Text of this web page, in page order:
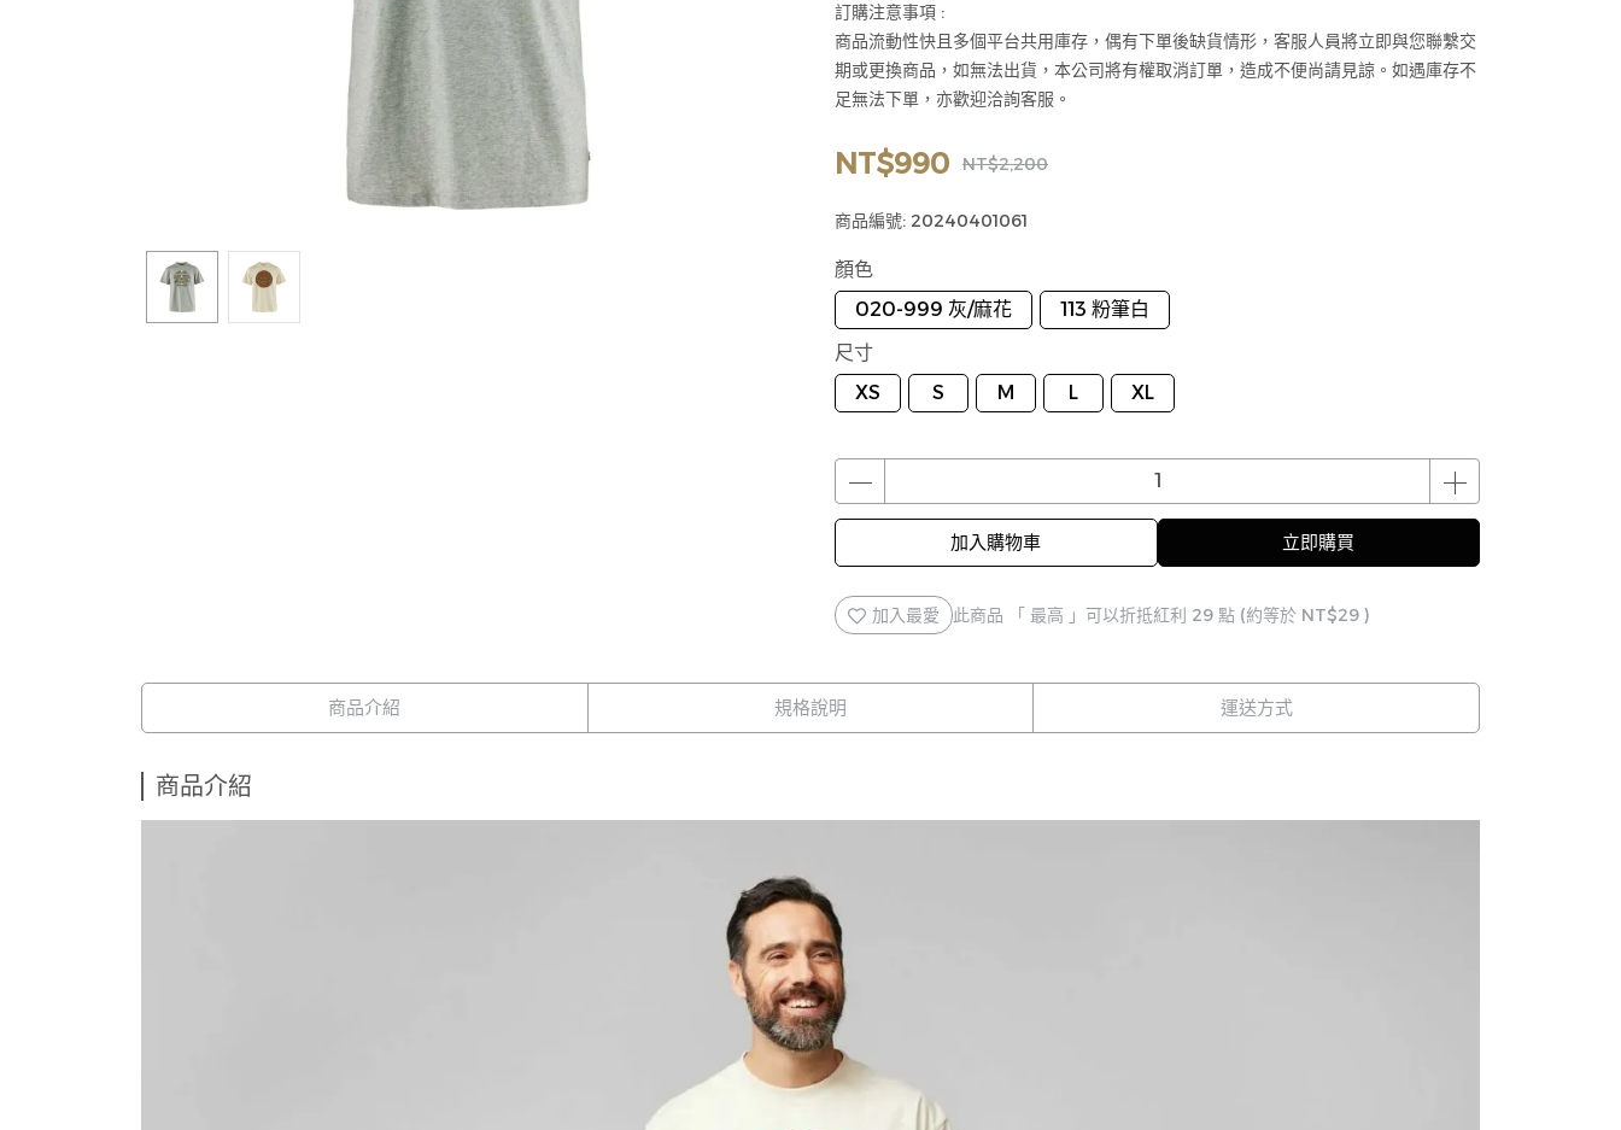
訂購注意事項 :
商品流動性快且多個平台共用庫存，偶有下單後缺貨情形，客服人員將立即與您聯繫交
期或更換商品，如無法出貨，本公司將有權取消訂單，造成不便尚請見諒。如遇庫存不
足無法下單，亦歡迎洽詢客服。
NT$990 NT$2,200
商品編號: 20240401061
顏色
020-999 灰/麻花
113 粉筆白
尺寸
XS
S M L XL
加入購物車 立即購買
加入最愛 此商品 「 最高 」可以折抵紅利 29 點 (約等於 NT$29 )
商品介紹 規格說明 運送方式
商品介紹